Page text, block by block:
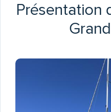
Présentation